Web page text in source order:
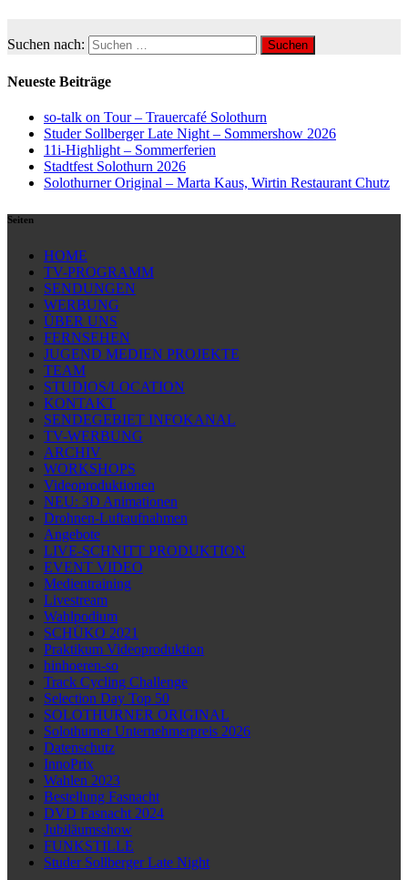
Suchen nach:
Neueste Beiträge
so-talk on Tour – Trauercafé Solothurn
Studer Sollberger Late Night – Sommershow 2026
11i-Highlight – Sommerferien
Stadtfest Solothurn 2026
Solothurner Original – Marta Kaus, Wirtin Restaurant Chutz
Seiten
HOME
TV-PROGRAMM
SENDUNGEN
WERBUNG
ÜBER UNS
FERNSEHEN
JUGEND MEDIEN PROJEKTE
TEAM
STUDIOS/LOCATION
KONTAKT
SENDEGEBIET INFOKANAL
TV-WERBUNG
ARCHIV
WORKSHOPS
Videoproduktionen
NEU: 3D Animationen
Drohnen-Luftaufnahmen
Angebote
LIVE-SCHNITT PRODUKTION
EVENT VIDEO
Medientraining
Livestream
Wahlpodium
SCHÜKO 2021
Praktikum Videoproduktion
hinhoeren-so
Track Cycling Challenge
Selection Day Top 50
SOLOTHURNER ORIGINAL
Solothurner Unternehmerpreis 2026
Datenschutz
InnoPrix
Wahlen 2023
Bestellung Fasnacht
DVD Fasnacht 2024
Jubiläumsshow
FUNKSTILLE
Studer Sollberger Late Night